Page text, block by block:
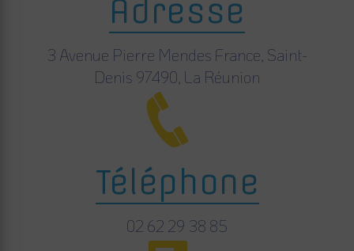
Adresse
3 Avenue Pierre Mendes France, Saint-
Denis 97490, La Réunion
Téléphone
02 62 29 38 85